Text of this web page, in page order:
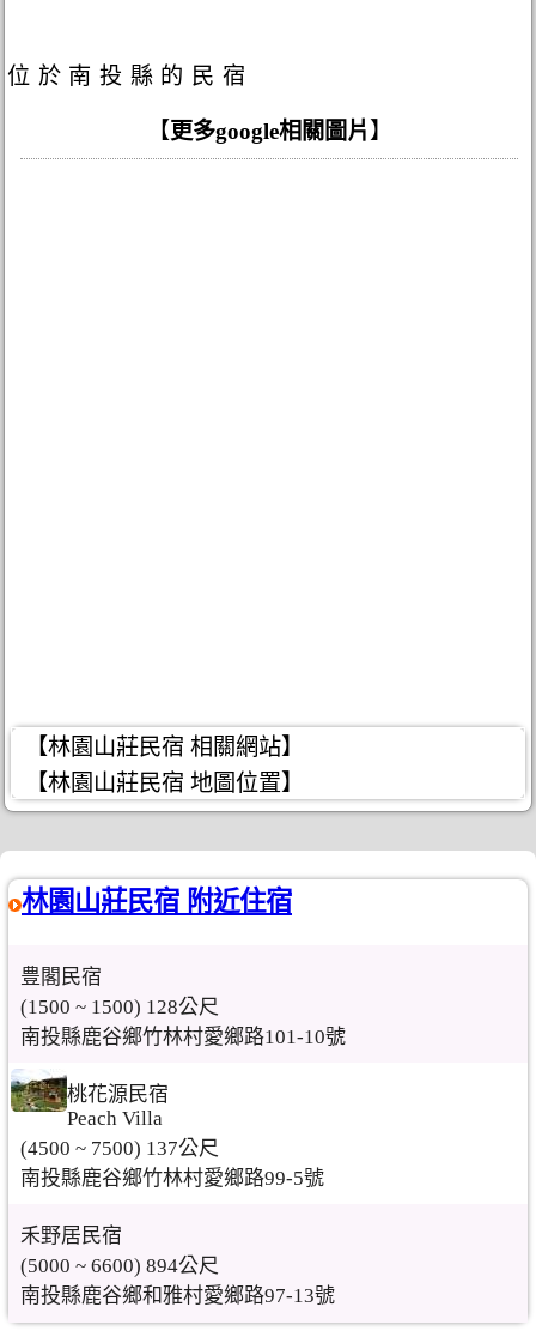
位於南投縣的民宿
【 更多google相關圖片 】
【林園山莊民宿 相關網站】
【林園山莊民宿 地圖位置】
林園山莊民宿 附近住宿
豊閣民宿
(1500 ~ 1500) 128公尺
南投縣鹿谷鄉竹林村愛鄉路101-10號
桃花源民宿
Peach Villa
(4500 ~ 7500) 137公尺
南投縣鹿谷鄉竹林村愛鄉路99-5號
禾野居民宿
(5000 ~ 6600) 894公尺
南投縣鹿谷鄉和雅村愛鄉路97-13號